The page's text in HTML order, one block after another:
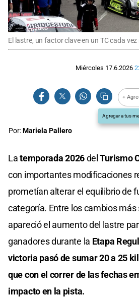
El lastre, un factor clave en un TC cada
Miércoles 17.6.2026
+
Agregar a tus
Por:Mariela Pallero
Latemporada 2026delTurismo
con importantes modificaciones
prometían alterar el equilibrio de
categoría. Entre los cambios
apareció el aumento del lastre
ganadores durante la Etapa
victoria pasó de sumar 20 a 25
que con el correr de las fechas
impacto en la pista.